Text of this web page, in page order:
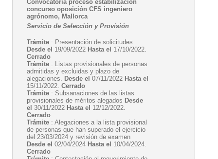
Convocatoria proceso estabilización
concurso oposición CFS ingeniero
agrónomo, Mallorca
Servicio de Selección y Provisión
Trámite : Presentación de solicitudes
Desde el 19/09/2022 Hasta el 17/10/2022.
Cerrado
Trámite : Listas provisionales de personas
admitidas y excluidas y plazo de
alegaciones. Desde el 07/11/2022 Hasta el
15/11/2022. Cerrado
Trámite : Subsanaciones de las listas
provisionales de méritos alegados Desde
el 30/11/2022 Hasta el 12/12/2022.
Cerrado
Trámite : Alegaciones a la lista provisional
de personas que han superado el ejercicio
del 23/03/2024 y revisión de examen
Desde el 02/04/2024 Hasta el 10/04/2024.
Cerrado